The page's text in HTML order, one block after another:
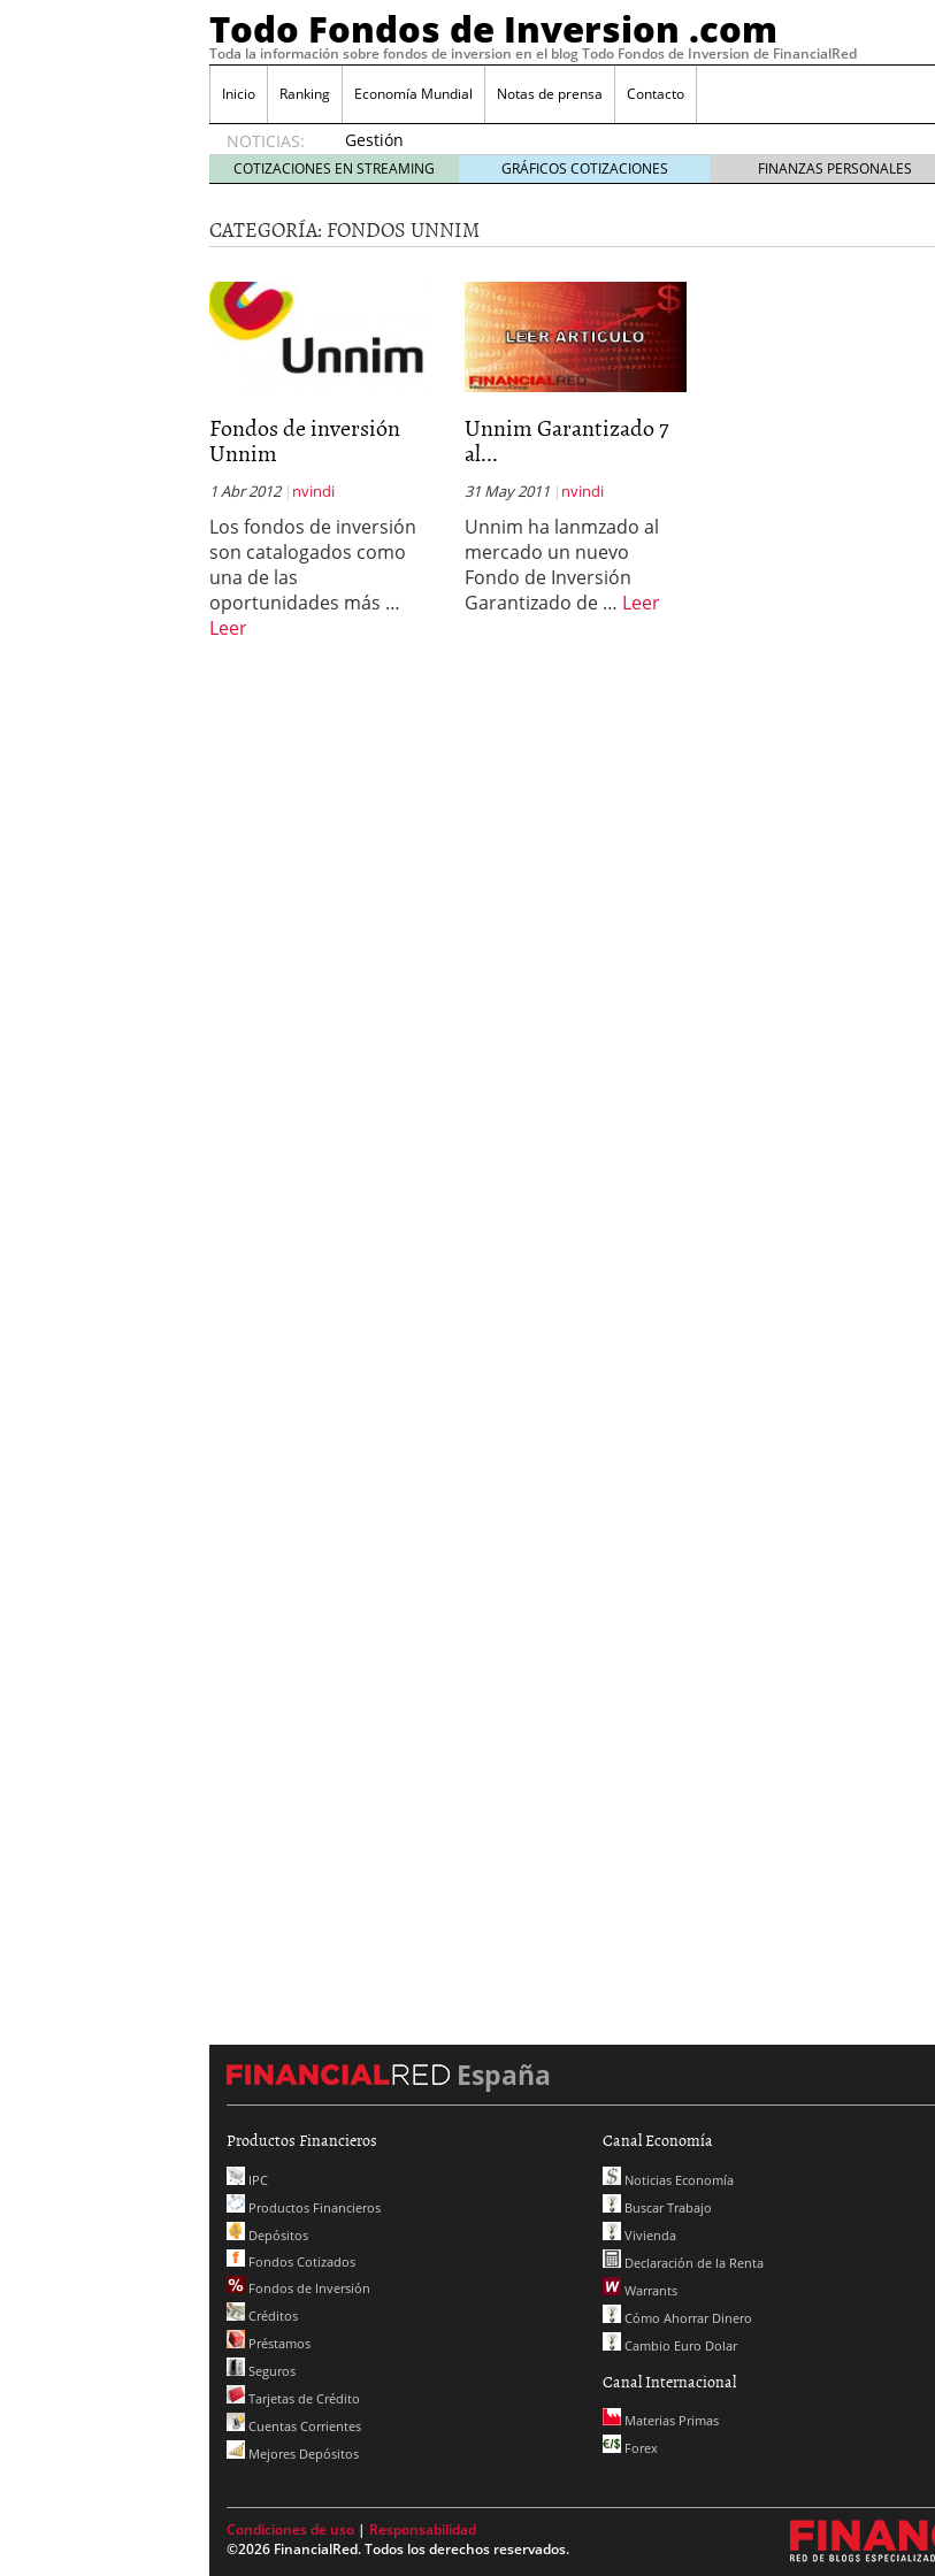
Todo Fondos de Inversion .com
Toda la información sobre fondos de inversion en el blog Todo Fondos de Inversion de FinancialRed
Inicio Ranking Economía Mundial Notas de prensa Contacto
NOTICIAS:
Gestión
pasiva
contra
activa en
España:
no es
debate
28, 2026
Renta variable española: la categoría más rentable de 2025 a la que nadie
febrero 23, 2026
La renta fija domina los fondos en España: por qué los inversores siguen
apostando por la deuda
febrero 16, 2026
Los fondos de inversión alcanzan los 463.628 millones en febrero: la racha
no se detiene
febrero 8, 2026
Los fondos de inversión en España cierran 2025 con un patrimonio récord
de 450.889 millones de euros febrero 3, 2026
COTIZACIONES EN STREAMING GRÁFICOS COTIZACIONES FINANZAS PERSONALES
CATEGORÍA: FONDOS UNNIM
Fondos de inversión
Unnim
1 Abr 2012 nvindi
Los fondos de inversión
son catalogados como
una de las
oportunidades más …
Leer
Unnim Garantizado 7
al...
31 May 2011 nvindi
Unnim ha lanmzado al
mercado un nuevo
Fondo de Inversión
Garantizado de … Leer
España
Productos Financieros
IPC
Productos Financieros
Depósitos
Fondos Cotizados
Fondos de Inversión
Créditos
Préstamos
Seguros
Tarjetas de Crédito
Cuentas Corrientes
Mejores Depósitos
Canal Economía
Noticias Economía
Buscar Trabajo
Vivienda
Declaración de la Renta
Warrants
Cómo Ahorrar Dinero
Cambio Euro Dolar
Canal Internacional
Materias Primas
Forex
Condiciones de uso | Responsabilidad
©2026 FinancialRed. Todos los derechos reservados.